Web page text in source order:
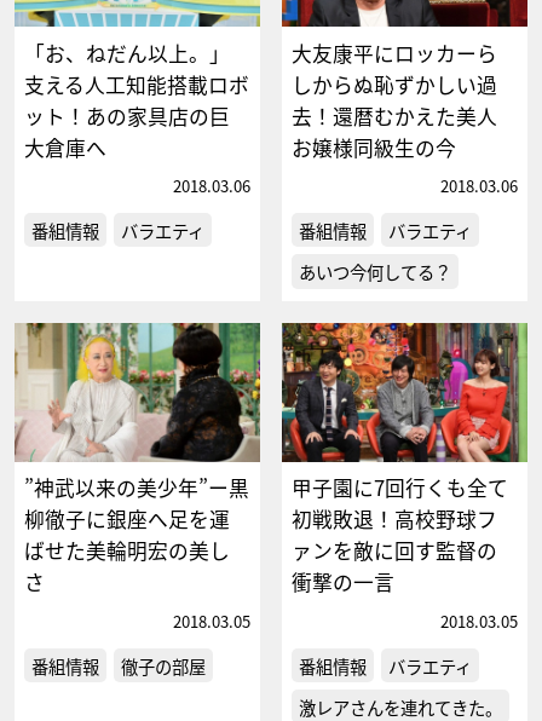
「お、ねだん以上。」
支える人工知能搭載ロボ
ット！あの家具店の巨
大倉庫へ
2018.03.06
番組情報 バラエティ
大友康平にロッカーら
しからぬ恥ずかしい過
去！還暦むかえた美人
お嬢様同級生の今
2018.03.06
番組情報
バラエティ
あいつ今何してる？
”神武以来の美少年”ー黒
柳徹子に銀座へ足を運
ばせた美輪明宏の美し
さ
2018.03.05
番組情報 徹子の部屋
甲子園に7回行くも全て
初戦敗退！高校野球フ
ァンを敵に回す監督の
衝撃の一言
2018.03.05
番組情報
バラエティ
激レアさんを連れてきた。